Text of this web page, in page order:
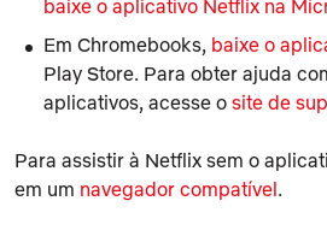
baixe o aplicativo Netflix na
Em Chromebooks, baixe o
Play Store. Para obter ajuda
aplicativos, acesse o site de
Para assistir à Netflix sem o
em um navegador compatível.